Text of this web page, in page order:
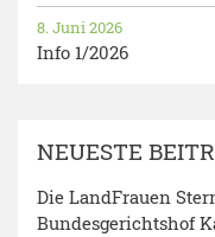
Info 1/2026
8. Juni 2026
NEUESTE
Die LandFrauen
Bundesgerichtshof